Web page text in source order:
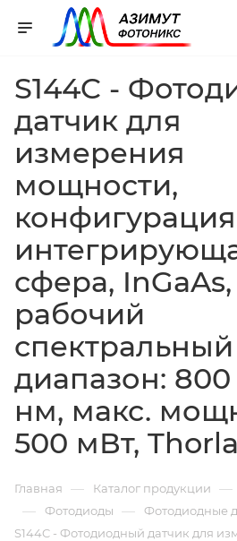
S144C -
датчик для
измерения
мощности,
сфера, InGaAs,
рабочий
спектральный
диапазон: 800
нм, макс.
500 мВт,
Главная — Каталог продукции —
— Фотодиоды — Фотодиодные
S144C - Фотодиодный датчик для